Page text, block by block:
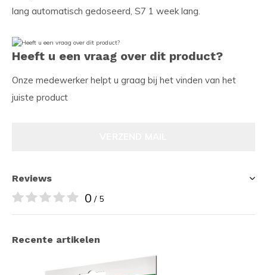
lang automatisch gedoseerd, S7 1 week lang.
Heeft u een vraag over dit product?
Onze medewerker helpt u graag bij het vinden van het
juiste product
Reviews
0 / 5
Recente artikelen